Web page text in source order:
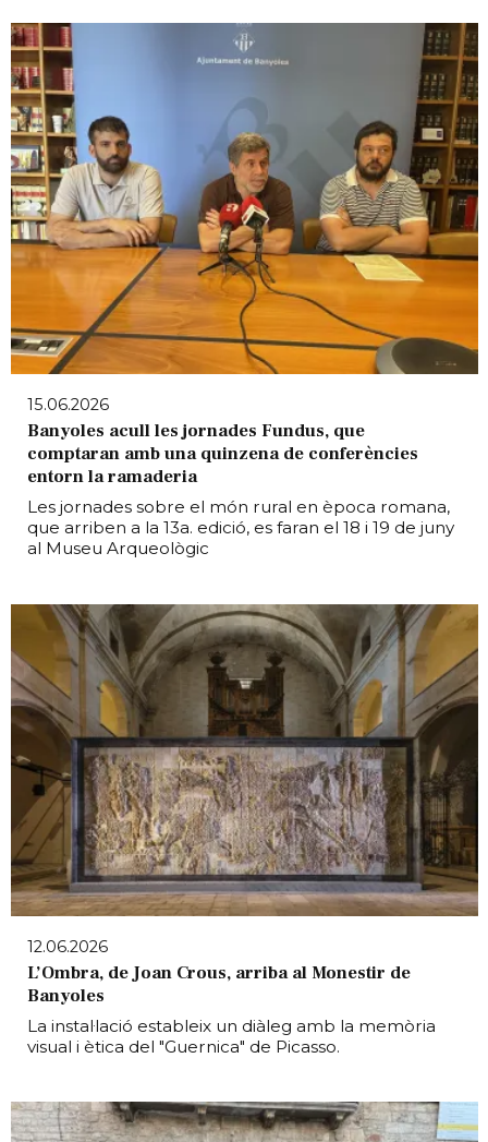
15.06.2026
Banyoles acull les jornades Fundus, que
comptaran amb una quinzena de conferències
entorn la ramaderia
Les jornades sobre el món rural en època romana,
que arriben a la 13a. edició, es faran el 18 i 19 de juny
al Museu Arqueològic
12.06.2026
L’Ombra, de Joan Crous, arriba al Monestir de
Banyoles
La instal·lació estableix un diàleg amb la memòria
visual i ètica del "Guernica" de Picasso.